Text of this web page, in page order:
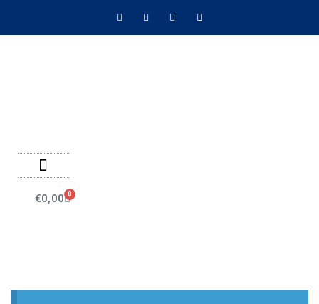
€0,00 0